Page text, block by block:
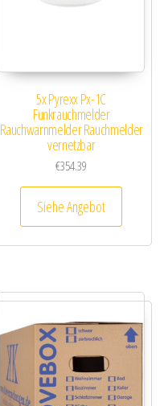
5x Pyrexx Px-1C
Funkrauchmelder
Rauchwarnmelder Rauchmelder
vernetzbar
€354.39
Siehe Angebot